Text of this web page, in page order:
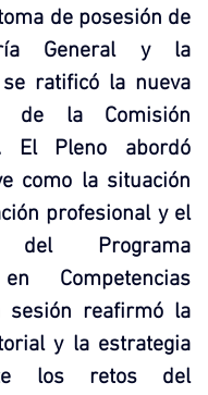
de posesión de
General y la
ratificó la nueva
de la Comisión
El Pleno abordó
como la situación
profesional y el
del Programa
Competencias
sesión reafirmó la
y la estrategia
los retos del